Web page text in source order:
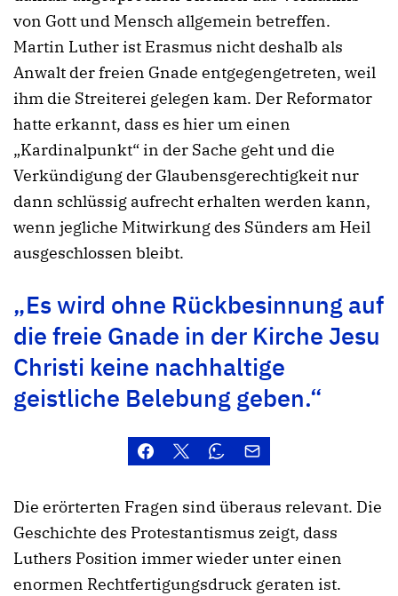
von Gott und Mensch allgemein betreffen.
Martin Luther ist Erasmus nicht deshalb als
Anwalt der freien Gnade entgegengetreten, weil
ihm die Streiterei gelegen kam. Der Reformator
hatte erkannt, dass es hier um einen
„Kardinalpunkt“ in der Sache geht und die
Verkündigung der Glaubensgerechtigkeit nur
dann schlüssig aufrecht erhalten werden kann,
wenn jegliche Mitwirkung des Sünders am Heil
ausgeschlossen bleibt.
„Es wird ohne Rückbesinnung auf
die freie Gnade in der Kirche Jesu
Christi keine nachhaltige
geistliche Belebung geben.“
Die erörterten Fragen sind überaus relevant. Die
Geschichte des Protestantismus zeigt, dass
Luthers Position immer wieder unter einen
enormen Rechtfertigungsdruck geraten ist.